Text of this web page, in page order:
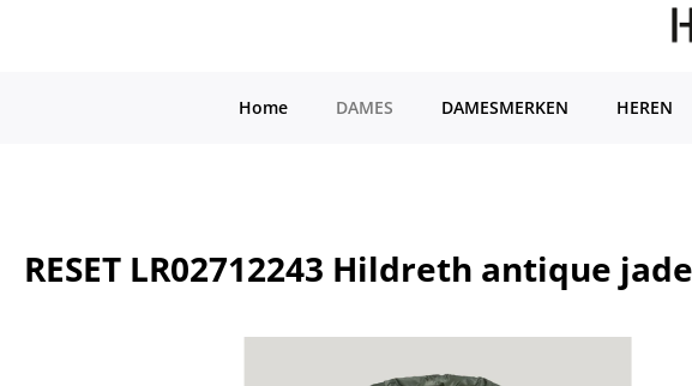
Home DAMES DAMESMERKEN HEREN
RESET LR02712243 Hildreth antique jade